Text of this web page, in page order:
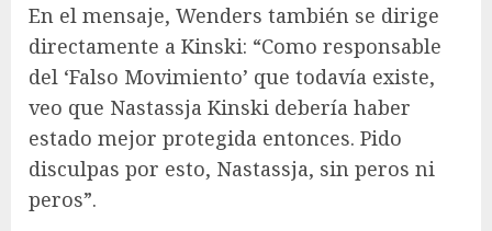
En el mensaje, Wenders también se dirige
directamente a Kinski: “Como responsable
del ‘Falso Movimiento’ que todavía existe,
veo que Nastassja Kinski debería haber
estado mejor protegida entonces. Pido
disculpas por esto, Nastassja, sin peros ni
peros”.